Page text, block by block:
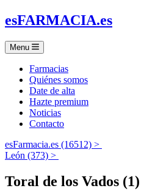
esFARMACIA.es
Menu
Farmacias
Quiénes somos
Date de alta
Hazte premium
Noticias
Contacto
esFarmacia.es (16512) >
León (373) >
Toral de los Vados (1)